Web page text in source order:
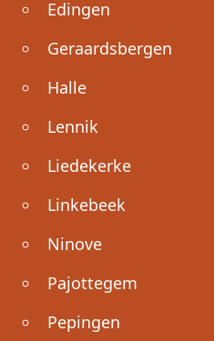
Edingen
Geraardsbergen
Halle
Lennik
Liedekerke
Linkebeek
Ninove
Pajottegem
Pepingen